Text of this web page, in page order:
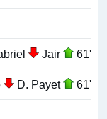
Jair 61'
D. Payet 61'